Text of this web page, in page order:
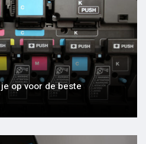
op voor de beste